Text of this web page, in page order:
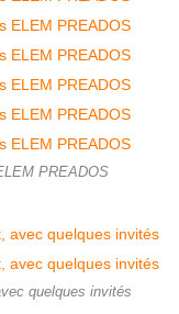
PREADOS
quelques invités